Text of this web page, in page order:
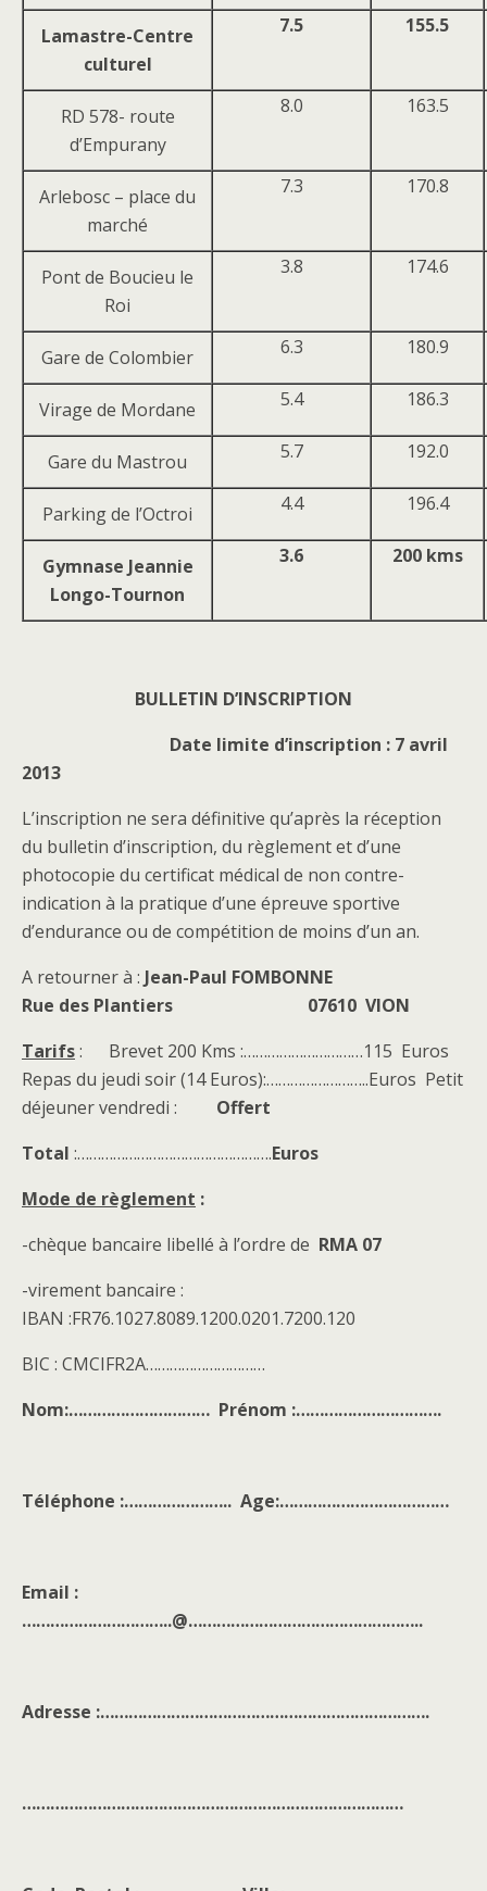
Lamastre-Centre
culturel
7.5 155.5
RD 578- route
d’Empurany
8.0 163.5
Arlebosc – place du
marché
7.3 170.8
Pont de Boucieu le
Roi
3.8 174.6
Gare de Colombier 6.3 180.9
Virage de Mordane 5.4 186.3
Gare du Mastrou 5.7 192.0
Parking de l’Octroi 4.4 196.4
Gymnase Jeannie
Longo-Tournon
3.6 200 kms
BULLETIN D’INSCRIPTION
Date limite d’inscription : 7 avril
2013
L’inscription ne sera définitive qu’après la réception
du bulletin d’inscription, du règlement et d’une
photocopie du certificat médical de non contre-
indication à la pratique d’une épreuve sportive
d’endurance ou de compétition de moins d’un an.
A retourner à : Jean-Paul FOMBONNE
Rue des Plantiers 07610 VION
Tarifs: Brevet 200 Kms :…………………………115 Euros
Repas du jeudi soir (14 Euros):……………………..Euros Petit
déjeuner vendredi :
Offert
Total :………………………………………….Euros
Mode de règlement :
-chèque bancaire libellé à l’ordre de RMA 07
-virement bancaire :
IBAN :FR76.1027.8089.1200.0201.7200.120
BIC : CMCIFR2A…………………………
Nom:………………………… Prénom :………………………….
Téléphone :………………….. Age:………………………………
Email :
…………………………..@…………………………………………..
Adresse :…………………………………………………………….
………………………………………………………………………